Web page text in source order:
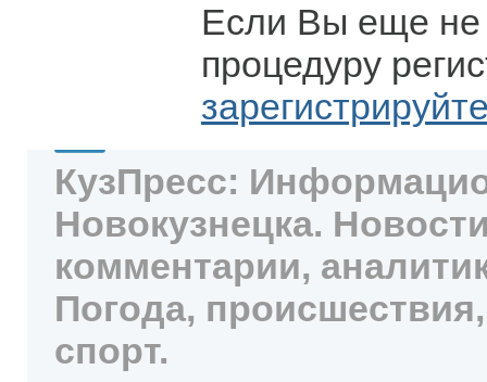
Если Вы еще не
процедуру
КузПресс:
Новокузнецка.
комментарии,
Погода,
спорт.